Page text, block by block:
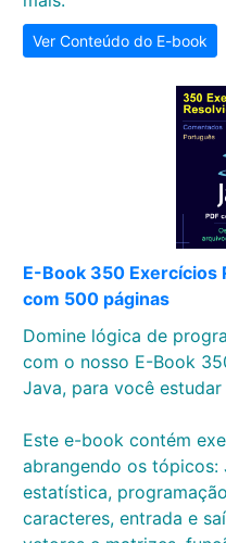
Ver Conteúdo do E-book
E-Book 350 Exercícios
com 500 páginas
Domine lógica de
com o nosso E-Book
Java, para você
Este e-book contém
abrangendo os tópicos:
estatística,
caracteres, entrada e